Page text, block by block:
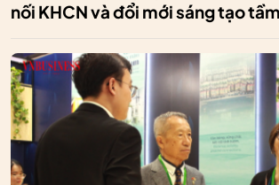
nối KHCN và đổi mới sáng tạo